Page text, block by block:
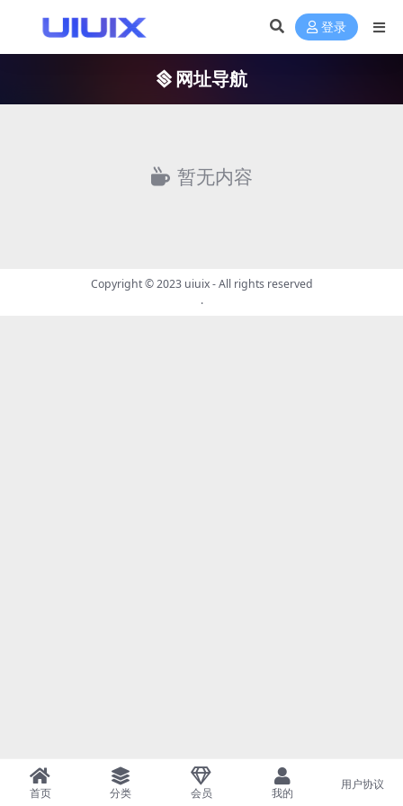
登录
网址导航
暂无内容
Copyright © 2023 uiuix- All rights reserved
.
首页 分类 会员 我的
用户协议